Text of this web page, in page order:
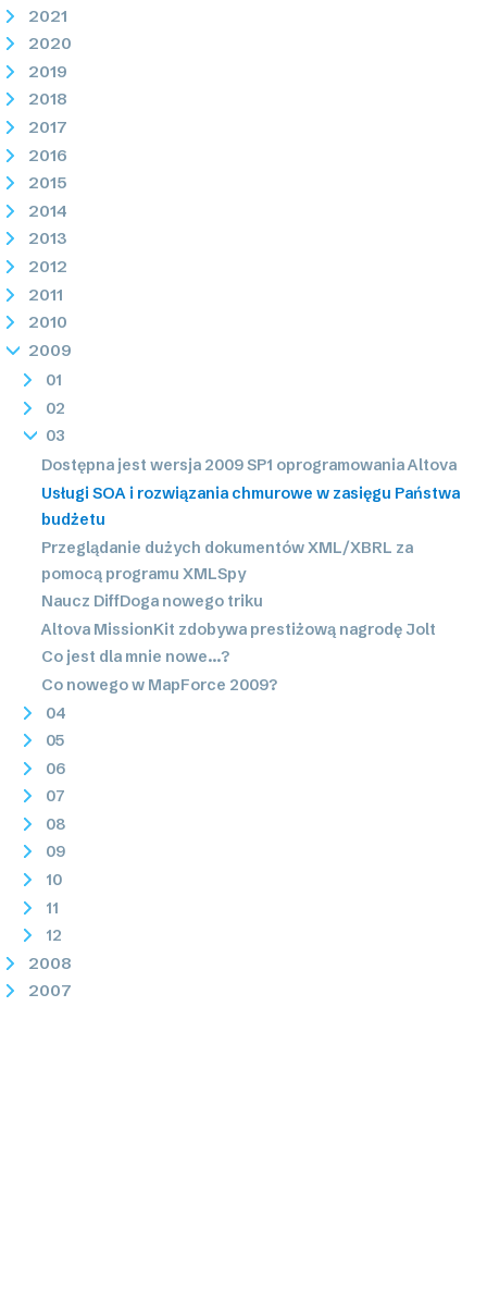
2021
2020
2019
2018
2017
2016
2015
2014
2013
2012
2011
2010
2009
01
02
03
Dostępna jest wersja 2009 SP1 oprogramowania Altova
Usługi SOA i rozwiązania chmurowe w zasięgu Państwa
budżetu
Przeglądanie dużych dokumentów XML/XBRL za
pomocą programu XMLSpy
Naucz DiffDoga nowego triku
Altova MissionKit zdobywa prestiżową nagrodę Jolt
Co jest dla mnie nowe...?
Co nowego w MapForce 2009?
04
05
06
07
08
09
10
11
12
2008
2007